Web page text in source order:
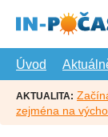
hlavní
Úvod
AKTUALITA:
zejména na